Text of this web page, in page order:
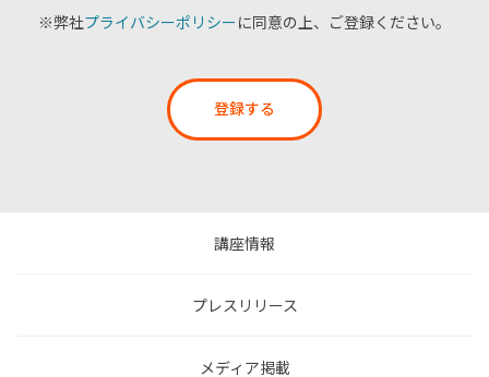
※弊社プライバシーポリシーに同意の上、ご登録ください。
登録する
講座情報
プレスリリース
メディア掲載